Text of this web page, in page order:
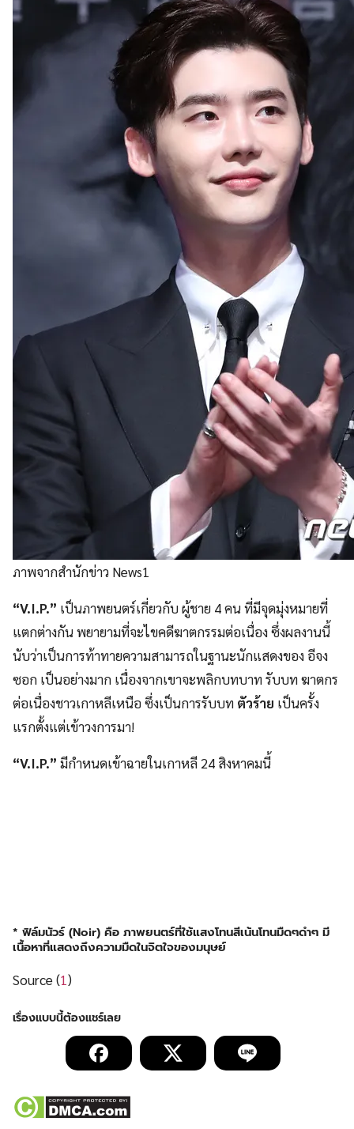
ภาพจากสำนักข่าว News1
“V.I.P.” เป็นภาพยนตร์เกี่ยวกับ ผู้ชาย 4 คน ที่มีจุดมุ่งหมายที่
แตกต่างกัน พยายามที่จะไขคดีฆาตกรรมต่อเนื่อง ซึ่งผลงานนี้
นับว่าเป็นการท้าทายความสามารถในฐานะนักแสดงของ อีจง
ซอก เป็นอย่างมาก เนื่องจากเขาจะพลิกบทบาท รับบท ฆาตกร
ต่อเนื่องชาวเกาหลีเหนือ ซึ่งเป็นการรับบท ตัวร้าย เป็นครั้ง
แรกตั้งแต่เข้าวงการมา!
“V.I.P.” มีกำหนดเข้าฉายในเกาหลี 24 สิงหาคมนี้